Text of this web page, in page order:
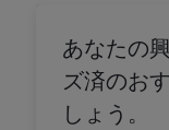
あなたの
ズ済のお
しょう。